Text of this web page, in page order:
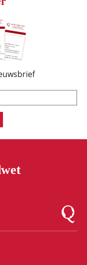
Logo